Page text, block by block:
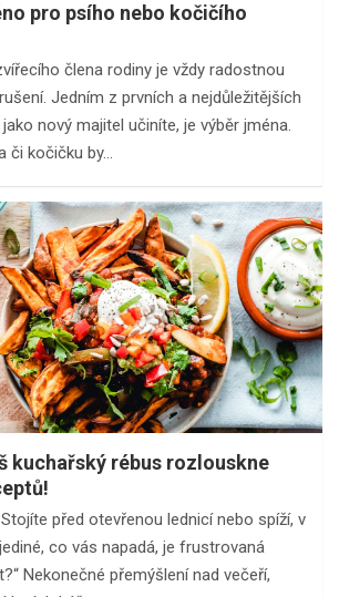
pro psího nebo kočičího
člena rodiny je vždy radostnou
Jedním z prvních a nejdůležitějších
nový majitel učiníte, je výběr jména.
či kočičku by…
kuchařský rébus rozlouskne
před otevřenou lednicí nebo spíží, v
co vás napadá, je frustrovaná
Nekonečné přemýšlení nad večeří,